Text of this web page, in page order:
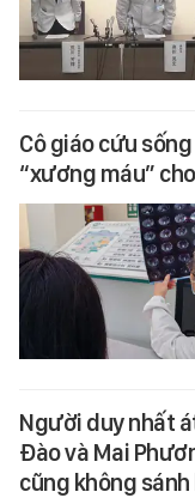
Cô giáo cứu
“xương máu”
Người duy nhất
Đào và Mai
cũng không